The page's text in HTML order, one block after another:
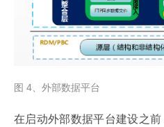
图 4、外部数据平台
在启动外部数据平台建设之